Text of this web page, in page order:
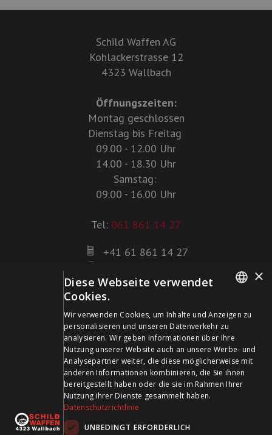
Schild Waffen AG
Kohlackerstrasse 12
4323 Wallbach
Öffnungszeiten:
Montag geschlossen
Dienstag bis Freitag
09.00 - 12.00 Uhr
14.00 - 18.30 Uhr
Samstag:
09.00 - 16.00 Uhr
Tel: 061 861 14 27
+41 61 861 14 27
info@schildwaffen.ch
Zahlungsmittel
Besuchen Sie uns in den Sozialen Medien und bleiben Sie
auf dem Laufenden!
FRENCH
×
Diese Webseite verwendet
Cookies.
Wir verwenden Cookies, um Inhalte und Anzeigen zu
personalisieren und unseren Datenverkehr zu
analysieren. Wir geben Informationen über Ihre
Nutzung unserer Website auch an unsere Werbe- und
Analysepartner weiter, die diese möglicherweise mit
anderen Informationen kombinieren, die Sie ihnen
bereitgestellt haben oder die sie im Rahmen Ihrer
Nutzung ihrer Dienste gesammelt haben.
Datenschutzrichtlinie
UNBEDINGT ERFORDERLICH